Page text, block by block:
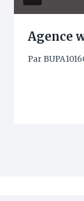
Agence
Par